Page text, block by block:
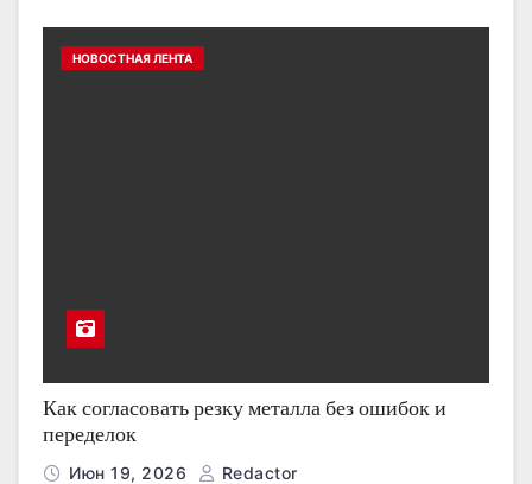
НОВОСТНАЯ ЛЕНТА
Как согласовать резку металла без ошибок и
переделок
Июн 19, 2026 Redactor